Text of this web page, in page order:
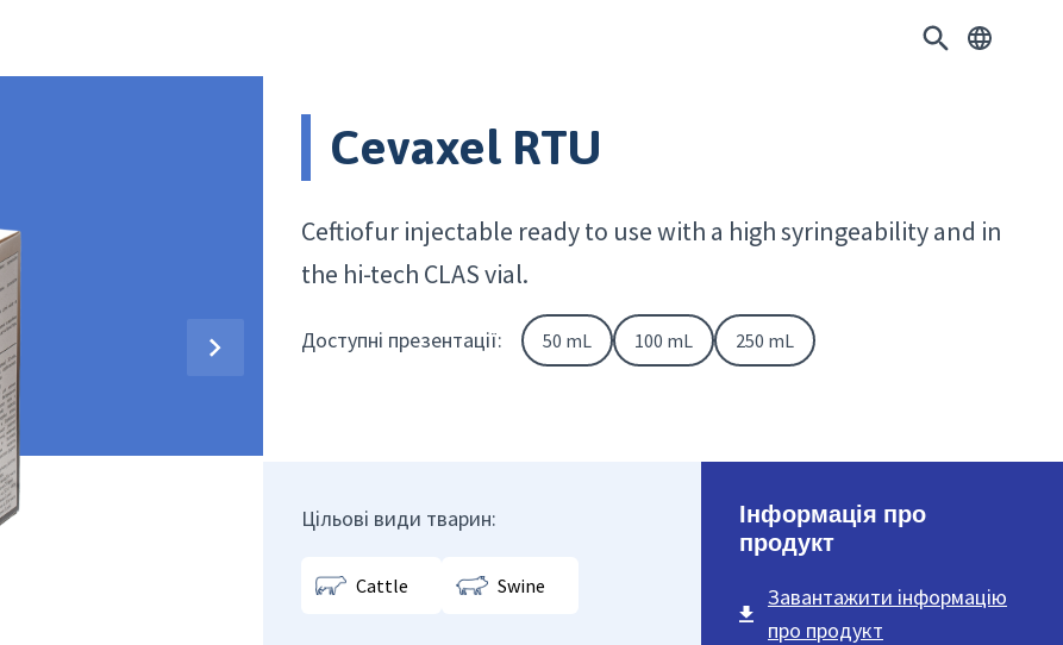
Cevaxel RTU
Ceftiofur injectable ready to use with a high syringeability and in
the hi-tech CLAS vial.
Доступні презентації: 50 mL 100 mL 250 mL
Цільові види тварин:
Cattle Swine
Інформація про
продукт
Завантажити інформацію
про продукт